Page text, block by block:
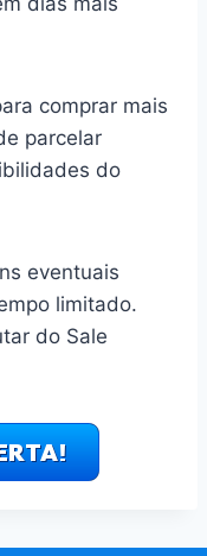
comprar mais
parcelar
do
eventuais
limitado.
do Sale